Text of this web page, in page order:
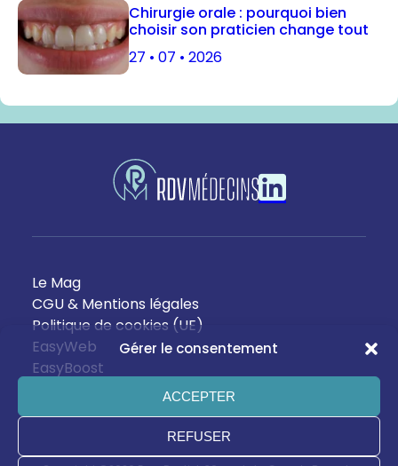
Gérer le consentement
ACCEPTER
REFUSER
Chirurgie orale : pourquoi bien
choisir son praticien change tout
27 • 07 • 2026
Le Mag
CGU & Mentions légales
Politique de cookies (UE)
EasyWeb
EasyBoost